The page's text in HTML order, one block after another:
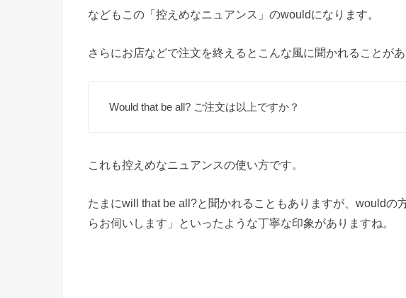
などもこの「控えめなニュアンス」のwouldになります。
さらにお店などで注文を終えるとこんな風に聞かれることがあ
Would that be all? ご注文は以上ですか？
これも控えめなニュアンスの使い方です。
たまにwill that be all?と聞かれることもありますが、wouldの
らお伺いします」といったような丁寧な印象がありますね。